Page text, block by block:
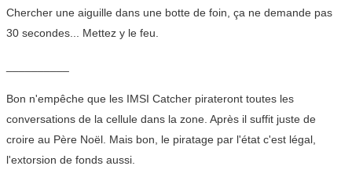
Chercher une aiguille dans une botte de foin, ça ne demande pas
30 secondes... Mettez y le feu.
Bon n'empêche que les IMSI Catcher pirateront toutes les
conversations de la cellule dans la zone. Après il suffit juste de
croire au Père Noël. Mais bon, le piratage par l'état c'est légal,
l'extorsion de fonds aussi.